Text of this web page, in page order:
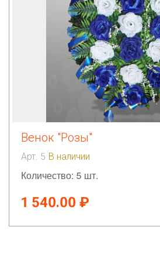
Венок "Розы"
Арт. 5 В наличии
Количество: 5 шт.
1 540.00 ₽